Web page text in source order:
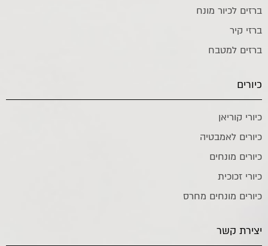
ברזים לכיור מונח
ברזי קיר
ברזים למטבח
כיורים
כיורי קוריאן
כיורים לאמבטיה
כיורים מונחים
כיורי זכוכית
כיורים מונחים מחרס
יצירת קשר